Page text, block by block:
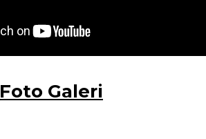
Foto Galeri